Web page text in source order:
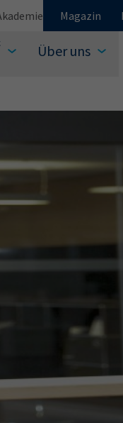
Über uns
Magazin
Suche